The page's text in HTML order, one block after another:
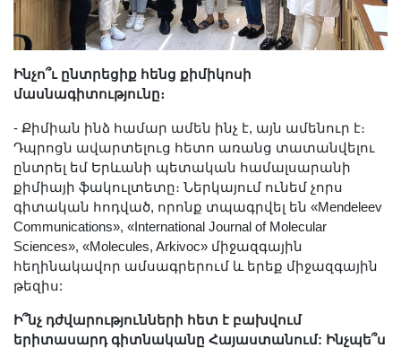
Ինչո՞ւ ընտրեցիք հենց քիմիկոսի
մասնագիտությունը։
- Քիմիան ինձ համար ամեն ինչ է, այն ամենուր է։
Դպրոցն ավարտելուց հետո առանց տատանվելու
ընտրել եմ Երևանի պետական համալսարանի
քիմիայի ֆակուլտետը։ Ներկայում ունեմ չորս
գիտական հոդված, որոնք տպագրվել են «Mendeleev
Communications», «International Journal of Molecular
Sciences», «Molecules, Arkivoc» միջազգային
հեղինակավոր ամսագրերում և երեք միջազգային
թեզիս:
Ի՞նչ դժվարությունների հետ է բախվում
երիտասարդ գիտնականը Հայաստանում: Ինչպե՞ս